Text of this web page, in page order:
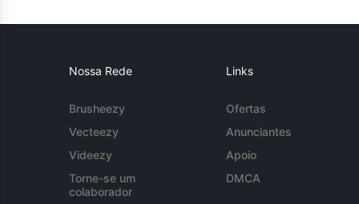
Nossa Rede
Brusheezy
Vecteezy
Videezy
Torne-se um
colaborador
Links
Ofertas
Anunciantes
Apoio
DMCA